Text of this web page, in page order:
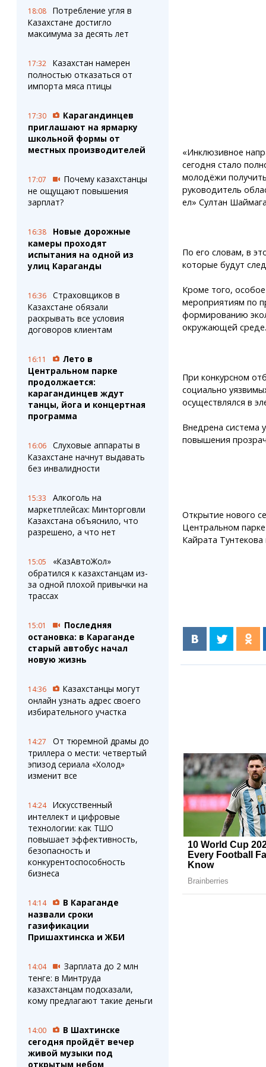
18:08
Потребление угля в
Казахстане достигло
максимума за десять лет
17:32
Казахстан намерен
полностью отказаться от
импорта мяса птицы
17:30
Карагандинцев
приглашают на ярмарку
школьной формы от
местных производителей
17:07
Почему казахстанцы
не ощущают повышения
зарплат?
16:38
Новые дорожные
камеры проходят
испытания на одной из
улиц Караганды
16:36
Страховщиков в
Казахстане обязали
раскрывать все условия
договоров клиентам
16:11
Лето в
Центральном парке
продолжается:
карагандинцев ждут
танцы, йога и концертная
программа
16:06
Слуховые аппараты в
Казахстане начнут выдавать
без инвалидности
15:33
Алкоголь на
маркетплейсах: Минторговли
Казахстана объяснило, что
разрешено, а что нет
15:05
«КазАвтоЖол»
обратился к казахстанцам из-
за одной плохой привычки на
трассах
15:01
Последняя
остановка: в Караганде
старый автобус начал
новую жизнь
14:36
Казахстанцы могут
онлайн узнать адрес своего
избирательного участка
14:27
От тюремной драмы до
триллера о мести: четвертый
эпизод сериала «Холод»
изменит все
14:24
Искусственный
интеллект и цифровые
технологии: как ТШО
повышает эффективность,
безопасность и
конкурентоспособность
бизнеса
14:14
В Караганде
назвали сроки
газификации
Пришахтинска и ЖБИ
14:04
Зарплата до 2 млн
тенге: в Минтруда
казахстанцам подсказали,
кому предлагают такие деньги
14:00
В Шахтинске
сегодня пройдёт вечер
живой музыки под
открытым небом
«Инклюзивное
сегодня стало
молодёжи
руководитель
ел» Султан
По его словам, в
которые будут
Кроме того,
мероприятиям по
формированию
окружающей среде.
При конкурсном
социально
осуществлялся в
Внедрена система
повышения
Открытие нового
Центральном
Кайрата Тунтекова